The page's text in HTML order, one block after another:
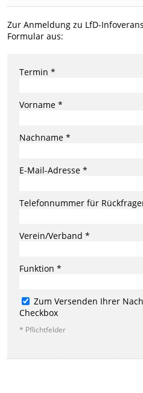
Zur Anmeldung zu LfD-
Formular aus:
Termin *
Vorname *
Nachname *
E-Mail-Adresse *
Telefonnummer für
Verein/Verband *
Funktion *
Zum Versenden Ihrer
Checkbox
* Pflichtfelder